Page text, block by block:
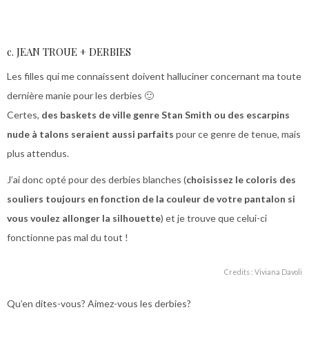
c. JEAN TROUE + DERBIES
Les filles qui me connaissent doivent halluciner concernant ma toute
dernière manie pour les derbies 🙂
Certes, des baskets de ville genre Stan Smith ou des escarpins
nude à talons seraient aussi parfaits pour ce genre de tenue, mais
plus attendus.
J’ai donc opté pour des derbies blanches (choisissez le coloris des
souliers toujours en fonction de la couleur de votre pantalon si
vous voulez allonger la silhouette) et je trouve que celui-ci
fonctionne pas mal du tout !
Credits : Viviana Davoli
Qu’en dites-vous? Aimez-vous les derbies?